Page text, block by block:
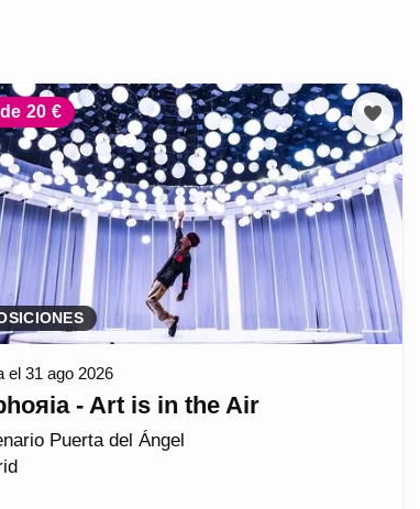
20 €
el 31 ago 2026
- Art is in the Air
Puerta del Ángel